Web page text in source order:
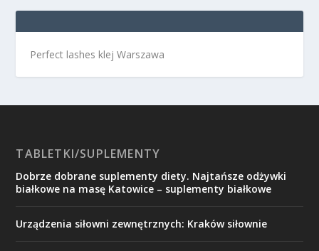
Perfect lashes klej Warszawa
TABLETKI/SUPLEMENTY
Dobrze dobrane suplementy diety. Najtańsze odżywki
białkowe na masę Katowice – suplementy białkowe
Urządzenia siłowni zewnętrznych: Kraków siłownie